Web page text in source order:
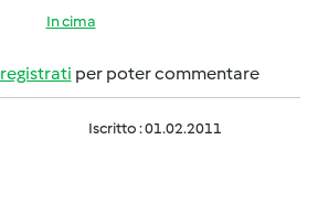
In cima
registrati per poter commentare
Iscritto : 01.02.2011